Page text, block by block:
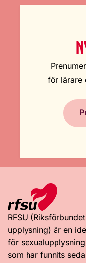
för lärare
RFSU
upplysning) är en
för
som har funnits